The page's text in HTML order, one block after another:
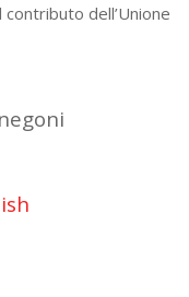
dell’Unione